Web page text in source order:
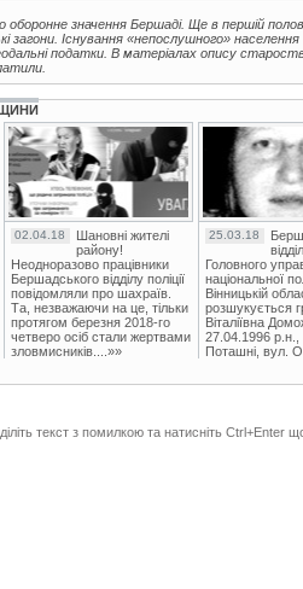
значення Бершаді. Ще в першій
загони. Існування «непослушного»
податки. В матеріалах опису
02.04.18
Шановні жителі
району!
Неодноразово працівники
Бершадського відділу поліції
повідомляли про шахраїв.
Та, незважаючи на це, тільки
протягом березня 2018-го
четверо осіб стали жертвами
зловмисників....»»
25.03.18
Головного
національної
Вінницькій
розшукується
Віталіївна
27.04.1996 р.н.,
Поташні, вул.
текст з помилкою та натисніть Ctrl+Enter